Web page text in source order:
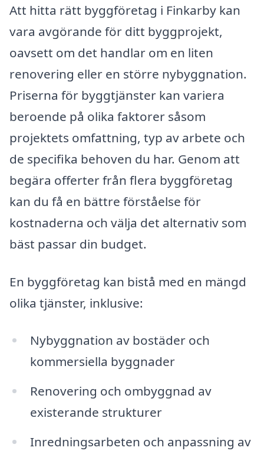
Att hitta rätt byggföretag i Finkarby kan
vara avgörande för ditt byggprojekt,
oavsett om det handlar om en liten
renovering eller en större nybyggnation.
Priserna för byggtjänster kan variera
beroende på olika faktorer såsom
projektets omfattning, typ av arbete och
de specifika behoven du har. Genom att
begära offerter från flera byggföretag
kan du få en bättre förståelse för
kostnaderna och välja det alternativ som
bäst passar din budget.
En byggföretag kan bistå med en mängd
olika tjänster, inklusive:
Nybyggnation av bostäder och
kommersiella byggnader
Renovering och ombyggnad av
existerande strukturer
Inredningsarbeten och anpassning av